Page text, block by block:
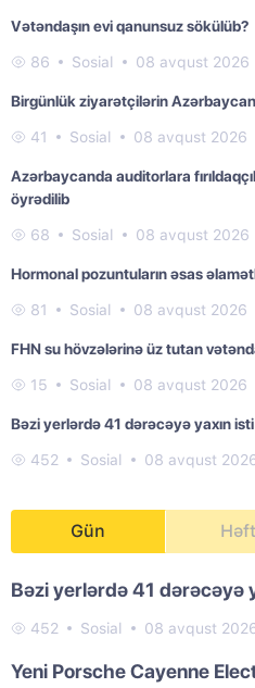
Vətəndaşın evi qanunsuz sökülüb?
86 Sosial 08 avqust 2026
Birgünlük ziyarətçilərin
41 Sosial 08 avqust 2026
Azərbaycanda auditorlara
öyrədilib
68 Sosial 08 avqust 2026
Hormonal pozuntuların əsas
81 Sosial 08 avqust 2026
FHN su hövzələrinə üz tutan
15 Sosial 08 avqust 2026
Bəzi yerlərdə 41 dərəcəyə yaxın
452 Sosial 08 avqust
Gün
Bəzi yerlərdə 41 dərəcəyə
452 Sosial 08 avqust
Yeni Porsche Cayenne